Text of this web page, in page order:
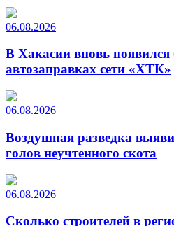
06.08.2026
В Хакасии вновь появился
автозаправках сети «ХТК»
06.08.2026
Воздушная разведка
голов неучтенного скота
06.08.2026
Сколько строителей в